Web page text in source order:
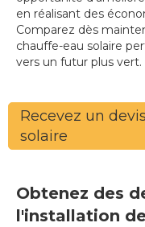
en réalisant des
Comparez dès
chauffe-eau solaire
vers un futur plus vert.
Recevez un
solaire
Obtenez des
l'installation